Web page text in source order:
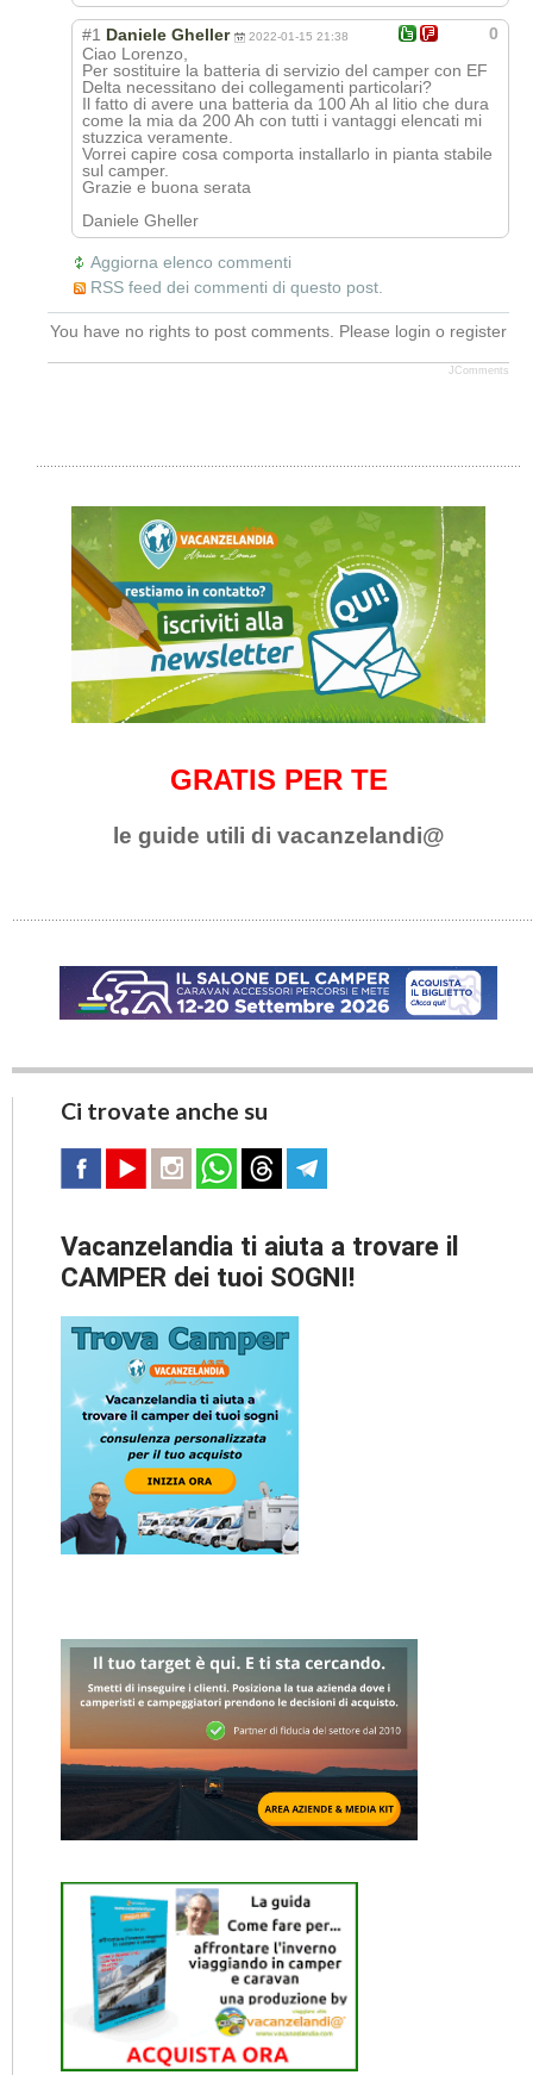
0
#1 Daniele Gheller 2022-01-15 21:38
Ciao Lorenzo,
Per sostituire la batteria di servizio del camper con EF
Delta necessitano dei collegamenti particolari?
Il fatto di avere una batteria da 100 Ah al litio che dura
come la mia da 200 Ah con tutti i vantaggi elencati mi
stuzzica veramente.
Vorrei capire cosa comporta installarlo in pianta stabile
sul camper.
Grazie e buona serata
Daniele Gheller
Aggiorna elenco commenti
RSS feed dei commenti di questo post.
You have no rights to post comments. Please login o register
JComments
GRATIS PER TE
le guide utili di vacanzelandi@
Ci trovate anche su
Vacanzelandia ti aiuta a trovare il
CAMPER dei tuoi SOGNI!